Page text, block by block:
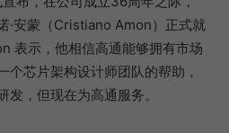
·安蒙（Cristiano Amon）正式就
表示，他相信高通能够拥有市场
个芯片架构设计师团队的帮助，
，但现在为高通服务。